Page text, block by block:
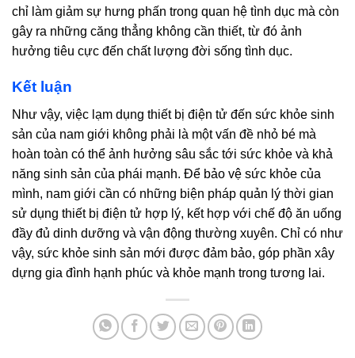
chỉ làm giảm sự hưng phấn trong quan hệ tình dục mà còn
gây ra những căng thẳng không cần thiết, từ đó ảnh
hưởng tiêu cực đến chất lượng đời sống tình dục.
Kết luận
Như vậy, việc lạm dụng thiết bị điện tử đến sức khỏe sinh
sản của nam giới không phải là một vấn đề nhỏ bé mà
hoàn toàn có thể ảnh hưởng sâu sắc tới sức khỏe và khả
năng sinh sản của phái mạnh. Để bảo vệ sức khỏe của
mình, nam giới cần có những biện pháp quản lý thời gian
sử dụng thiết bị điện tử hợp lý, kết hợp với chế độ ăn uống
đầy đủ dinh dưỡng và vận động thường xuyên. Chỉ có như
vậy, sức khỏe sinh sản mới được đảm bảo, góp phần xây
dựng gia đình hạnh phúc và khỏe mạnh trong tương lai.